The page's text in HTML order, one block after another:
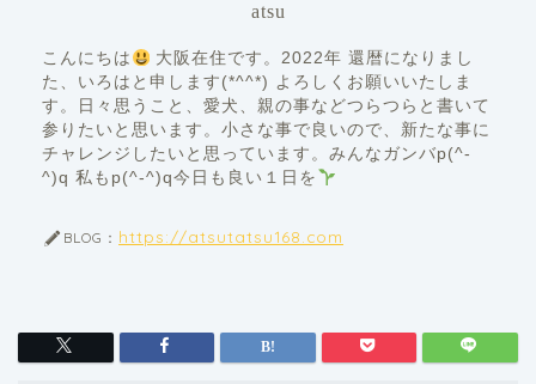
atsu
こんにちは
大阪在住です。2022年 還暦になりまし
た、いろはと申します(*^^*) よろしくお願いいたしま
す。日々思うこと、愛犬、親の事などつらつらと書いて
参りたいと思います。小さな事で良いので、新たな事に
チャレンジしたいと思っています。みんなガンバp(^-
^)q 私もp(^-^)q今日も良い１日を
BLOG： https://atsutatsu168.com